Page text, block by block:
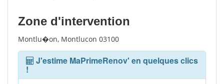
Zone d'intervention
Montlu�on, Montlucon 03100